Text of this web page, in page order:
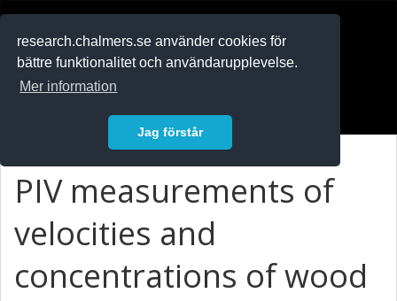
research.chalmers.se använder cookies för
bättre funktionalitet och användarupplevelse.
Mer information
Jag förstår
PIV measurements of
velocities and
concentrations of wood